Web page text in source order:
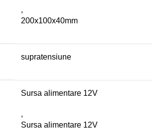
,
200x100x40mm
supratensiune
Sursa alimentare 12V
,
Sursa alimentare 12V